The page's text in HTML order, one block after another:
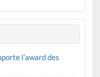
l’award des